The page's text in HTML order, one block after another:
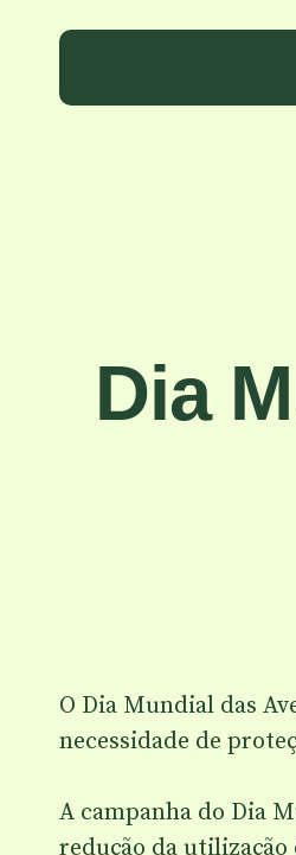
Dia
O Dia Mundial das
necessidade de
A campanha do Dia
redução da